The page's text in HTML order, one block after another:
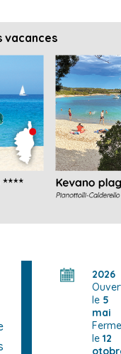
vacances
2026
le5
mai
le 12